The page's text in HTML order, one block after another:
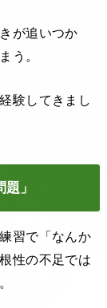
が追いつか
う。
験してきまし
」
習で「なんか
性の不足では